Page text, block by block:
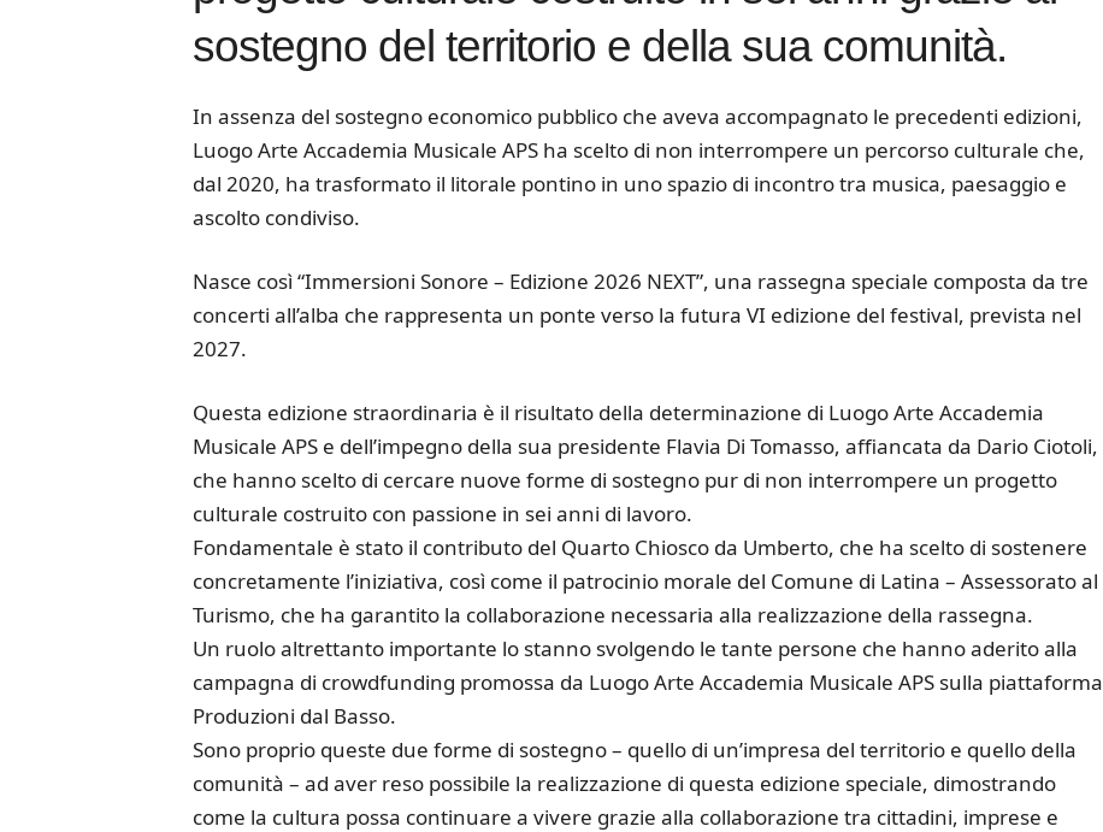
sostegno del territorio e della sua comunità.
In assenza del sostegno economico pubblico che aveva accompagnato le precedenti edizioni,
Luogo Arte Accademia Musicale APS ha scelto di non interrompere un percorso culturale che,
dal 2020, ha trasformato il litorale pontino in uno spazio di incontro tra musica, paesaggio e
ascolto condiviso.
Nasce così “Immersioni Sonore – Edizione 2026 NEXT”, una rassegna speciale composta da tre
concerti all’alba che rappresenta un ponte verso la futura VI edizione del festival, prevista nel
2027.
Questa edizione straordinaria è il risultato della determinazione di Luogo Arte Accademia
Musicale APS e dell’impegno della sua presidente Flavia Di Tomasso, affiancata da Dario Ciotoli,
che hanno scelto di cercare nuove forme di sostegno pur di non interrompere un progetto
culturale costruito con passione in sei anni di lavoro.
Fondamentale è stato il contributo del Quarto Chiosco da Umberto, che ha scelto di sostenere
concretamente l’iniziativa, così come il patrocinio morale del Comune di Latina – Assessorato al
Turismo, che ha garantito la collaborazione necessaria alla realizzazione della rassegna.
Un ruolo altrettanto importante lo stanno svolgendo le tante persone che hanno aderito alla
campagna di crowdfunding promossa da Luogo Arte Accademia Musicale APS sulla piattaforma
Produzioni dal Basso.
Sono proprio queste due forme di sostegno – quello di un’impresa del territorio e quello della
comunità – ad aver reso possibile la realizzazione di questa edizione speciale, dimostrando
come la cultura possa continuare a vivere grazie alla collaborazione tra cittadini, imprese e